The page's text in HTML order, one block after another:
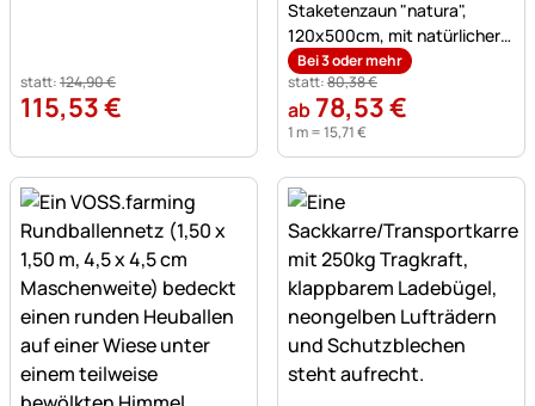
statt:124,90€
115,53€
Staketenzaun "natura",
120x500cm, mit natürlicher
Rinde,3-4cm
Bei 3 oder mehr
statt:80,38€
ab78,53€
1 m =15,71€